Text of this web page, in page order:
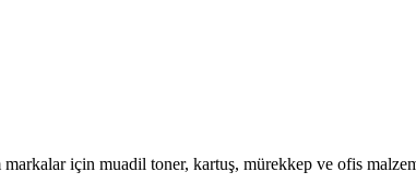
için muadil toner, kartuş, mürekkep ve ofis